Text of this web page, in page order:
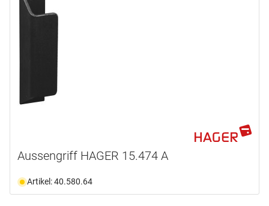
Aussengriff HAGER 15.474 A
Artikel: 40.580.64